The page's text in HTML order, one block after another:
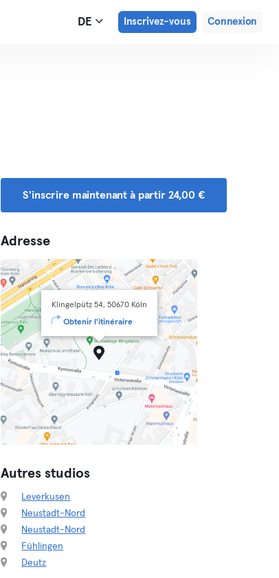
DE Inscrivez-vous Connexion
S'inscrire maintenant à partir 24,00 €
Adresse
Klingelpütz 54, 50670 Köln
Obtenir l'itinéraire
Autres studios
Leverkusen
Neustadt-Nord
Neustadt-Nord
Fühlingen
Deutz